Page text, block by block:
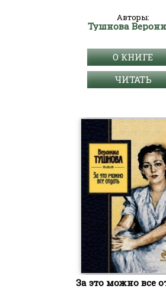
Авторы:
Тушнова
О КНИГЕ
ЧИТАТЬ
За это можно все